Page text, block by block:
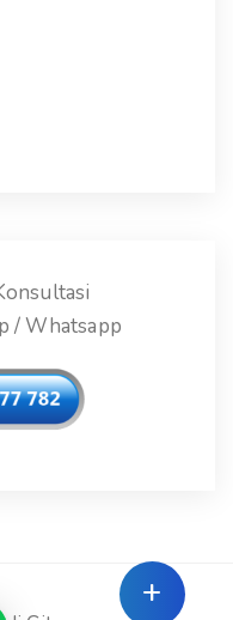
/ Whatsapp
+